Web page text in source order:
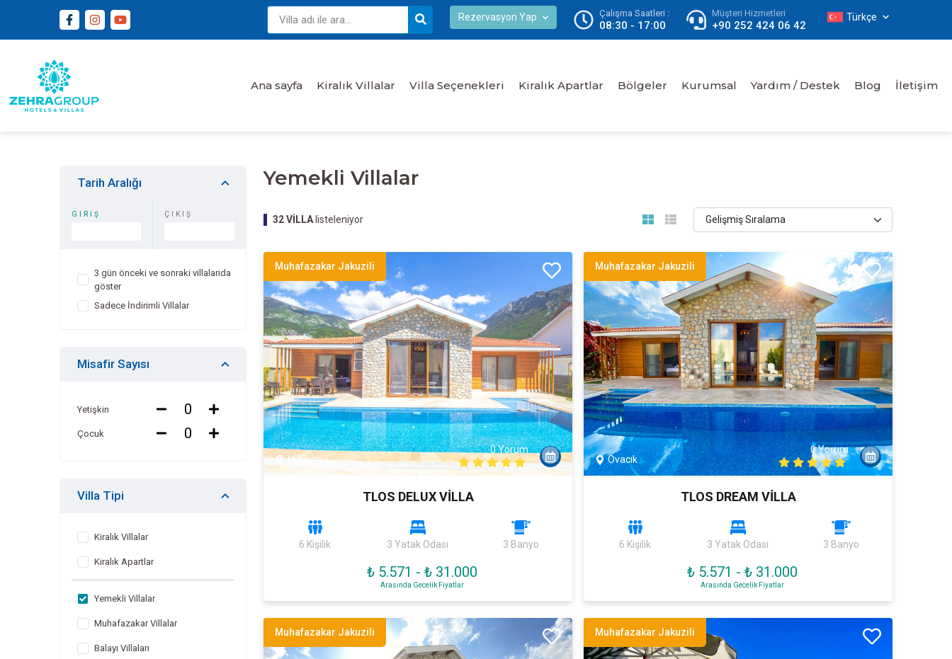
Rezervasyon Yap Çalışma Saatleri :
08:30 - 17:00
Müşteri Hizmetleri
+90 252 424 06 42
Türkçe
Ana sayfa Kiralık Villalar Villa Seçenekleri Kiralık Apartlar Bölgeler Kurumsal Yardım / Destek Blog İletişim
Tarih Aralığı
GİRİŞ ÇIKIŞ
3 gün önceki ve sonraki villalarıda
göster
Sadece İndirimli Villalar
Misafir Sayısı
Yetişkin
Çocuk
Villa Tipi
Kiralık Villalar
Kiralık Apartlar
Yemekli Villalar
Muhafazakar Villalar
Balayı Villaları
Yemekli Villalar
32VİLLA listeleniyor
Muhafazakar Jakuzili
Hisarönü
0 Yorum
TLOS DELUX VİLLA
6 Kişilik 3 Yatak Odası 3 Banyo
₺ 5.571 - ₺ 31.000
Arasında Gecelik Fiyatlar
Muhafazakar Jakuzili
Ovacık
0 Yorum
TLOS DREAM VİLLA
6 Kişilik 3 Yatak Odası 3 Banyo
₺ 5.571 - ₺ 31.000
Arasında Gecelik Fiyatlar
Muhafazakar Jakuzili Muhafazakar Jakuzili